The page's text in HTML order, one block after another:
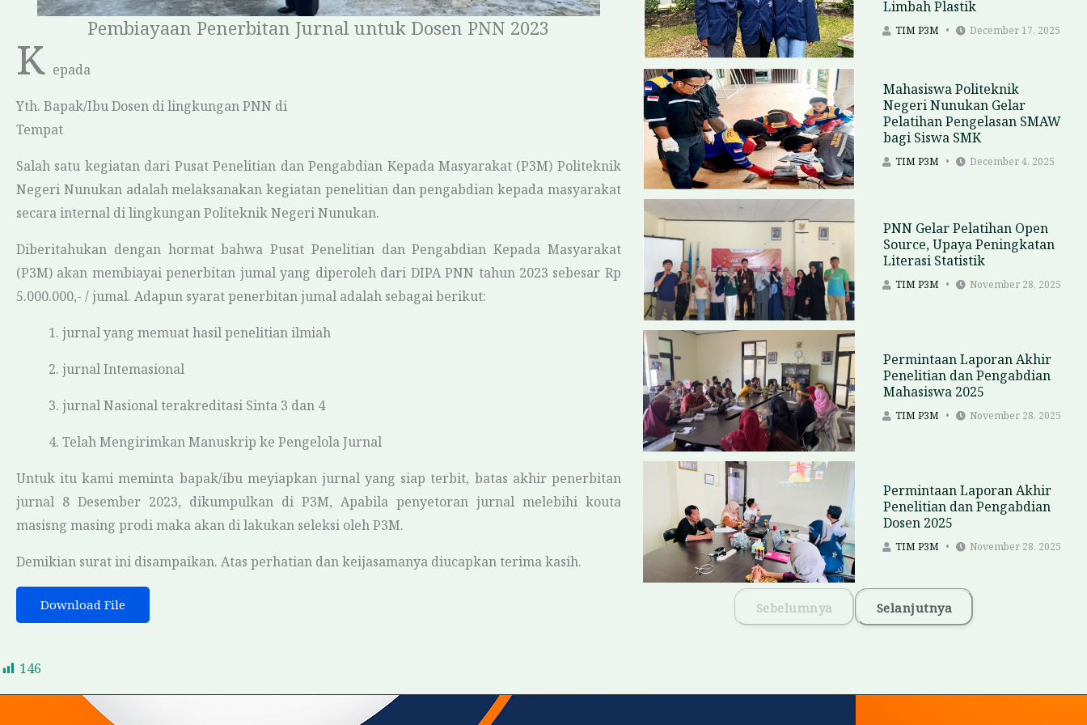
Pembiayaan Penerbitan Jurnal untuk Dosen PNN 2023
K epada
Yth. Bapak/Ibu Dosen di lingkungan PNN di
Tempat
Salah satu kegiatan dari Pusat Penelitian dan Pengabdian Kepada Masyarakat (P3M) Politeknik
Negeri Nunukan adalah melaksanakan kegiatan penelitian dan pengabdian kepada masyarakat
secara internal di lingkungan Politeknik Negeri Nunukan.
Diberitahukan dengan hormat bahwa Pusat Penelitian dan Pengabdian Kepada Masyarakat
(P3M) akan membiayai penerbitan jumal yang diperoleh dari DIPA PNN tahun 2023 sebesar Rp
5.000.000,- / jumal. Adapun syarat penerbitan jumal adalah sebagai berikut:
1. jurnalyang memuat hasil penelitian ilmiah
2. jurnalIntemasional
3. jurnalNasional terakreditasi Sinta 3 dan 4
4. Telah Mengirimkan Manuskrip ke Pengelola Jurnal
Untuk itu kami meminta bapak/ibu meyiapkan jurnal yang siap terbit, batas akhir penerbitan
jurnal 8 Desember 2023, dikumpulkan di P3M, Apabila penyetoran jurnal melebihi kouta
masisng masing prodi maka akan di lakukan seleksi oleh P3M.
Demikian surat ini disampaikan. Atas perhatian dan keijasamanya diucapkan terima kasih.
Download File
Limbah Plastik
TIM P3M December 17, 2025
Mahasiswa Politeknik
Negeri Nunukan Gelar
Pelatihan Pengelasan SMAW
bagi Siswa SMK
TIM P3M December 4, 2025
PNN Gelar Pelatihan Open
Source, Upaya Peningkatan
Literasi Statistik
TIM P3M November 28, 2025
Permintaan Laporan Akhir
Penelitian dan Pengabdian
Mahasiswa 2025
TIM P3M November 28, 2025
Permintaan Laporan Akhir
Penelitian dan Pengabdian
Dosen 2025
TIM P3M November 28, 2025
Sebelumnya Selanjutnya
146